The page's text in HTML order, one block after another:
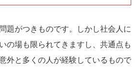
題がつきものです。しかし社会人に
の場も限られてきますし、共通点も
外と多くの人が経験しているもので